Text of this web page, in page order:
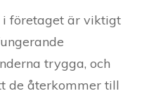
i företaget är viktigt
trygga, och
de återkommer till